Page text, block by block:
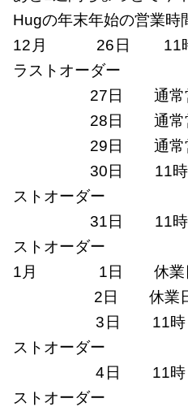
Hugの年末年始の営業時
12月 26日 11時
ラストオーダー
27日 通常営
28日 通常営
29日 通常営
30日 11時～
ストオーダー
31日 11時～
ストオーダー
1月 1日 休業
2日 休業
3日 11時～14
ストオーダー
4日 11時～14
ストオーダー